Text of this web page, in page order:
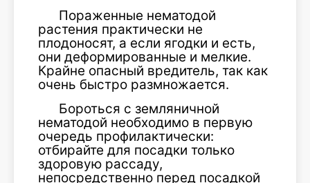
Пораженные нематодой
растения практически не
плодоносят, а если ягодки и есть,
они деформированные и мелкие.
Крайне опасный вредитель, так как
очень быстро размножается.
Бороться с земляничной
нематодой необходимо в первую
очередь профилактически:
отбирайте для посадки только
здоровую рассаду,
непосредственно перед посадкой